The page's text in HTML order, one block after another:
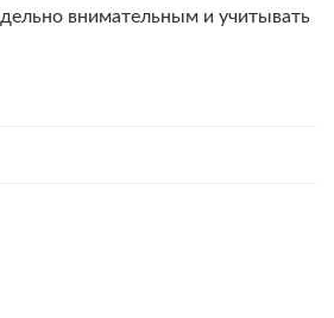
внимательным и учитывать